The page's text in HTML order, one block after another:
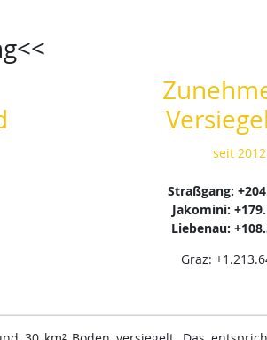
seit 2012
Straßgang:
Jakomini:
Liebenau:
Graz: